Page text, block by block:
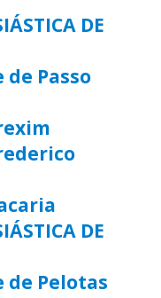
DE
Passo
DE
Pelotas